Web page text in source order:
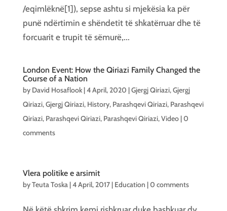
/eqimlëknë[1]), sepse ashtu si mjekësia ka për
punë ndërtimin e shëndetit të shkatërruar dhe të
forcuarit e trupit të sëmurë,...
London Event: How the Qiriazi Family Changed the
Course of a Nation
by David Hosaflook|4 April, 2020 |Gjergj Qiriazi,Gjergj
Qiriazi,Gjergj Qiriazi, History, Parashqevi Qiriazi, Parashqevi
Qiriazi, Parashqevi Qiriazi, Parashqevi Qiriazi,Video|0
comments
Vlera politike e arsimit
byTeuta Toska|4 April, 2017| Education |0 comments